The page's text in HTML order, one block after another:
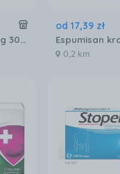
Bisacodyl VP 5 mg 30 tabletek dojelitowych
od 17,39 zł
0,2 km